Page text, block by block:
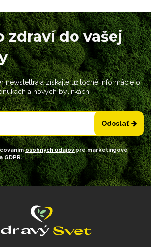
zdraví do vašej
newslettra a získajte užitočné informácie o
a nových bylinkách.
Odoslať
osobných údajovpre marketingové
GDPR.